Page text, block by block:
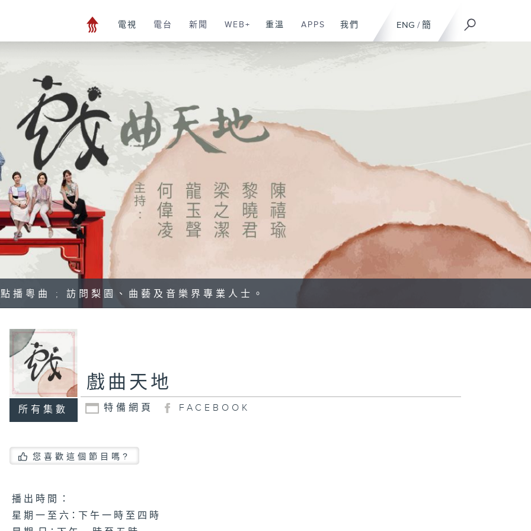
ENG / 簡
電視 電台 新聞 WEB+ 重溫 APPS 我們
點播粵曲 ; 訪問梨園、曲藝及音樂界專業人士。
所有集數
戲曲天地
特備網頁 FACEBOOK
您喜歡這個節目嗎?
播 出 時 間 ：
星 期 一 至 六：下 午 一 時 至 四 時